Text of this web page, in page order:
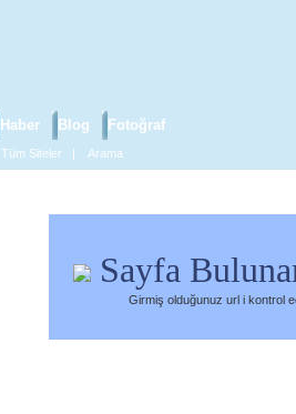
Haber Blog Fotoğraf
Tüm Siteler | Arama
Sayfa
Girmiş olduğunuz url i kontrol